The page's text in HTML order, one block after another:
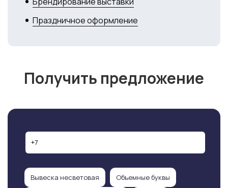
Праздничное оформление
Получить предложение
Вывеска несветовая Объемные буквы